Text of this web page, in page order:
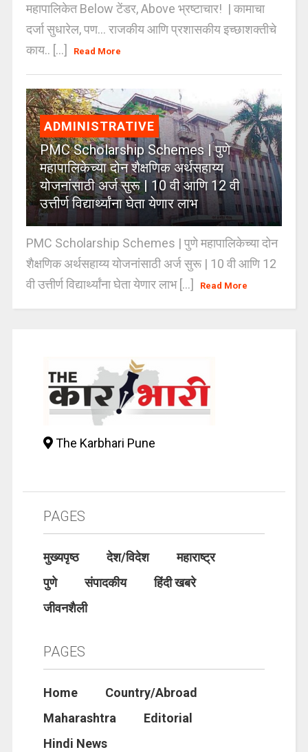
महापालिकेत Below टेंडर, Above भ्रष्टाचार! | कामाचा
दर्जा सुधारेल, पण… राजकीय आणि प्रशासकीय इच्छाशक्तीचे
काय.. [...]
Read More
ADMINISTRATIVE
PMC Scholarship Schemes | पुणे
महापालिकेच्या दोन शैक्षणिक अर्थसहाय्य
योजनांसाठी अर्ज सुरू | 10 वी आणि 12 वी
उत्तीर्ण विद्यार्थ्यांना घेता येणार लाभ
PMC Scholarship Schemes | पुणे महापालिकेच्या दोन
शैक्षणिक अर्थसहाय्य योजनांसाठी अर्ज सुरू | 10 वी आणि 12
वी उत्तीर्ण विद्यार्थ्यांना घेता येणार लाभ [...]
Read More
The Karbhari Pune
PAGES
मुख्यपृष्ठ देश/विदेश
महाराष्ट्र
पुणे
संपादकीय
हिंदी खबरे
जीवनशैली
PAGES
Home
Country/Abroad
Maharashtra
Editorial
Hindi News